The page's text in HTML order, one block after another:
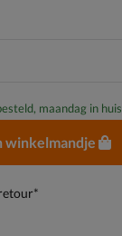
maandag in huis
winkelmandje